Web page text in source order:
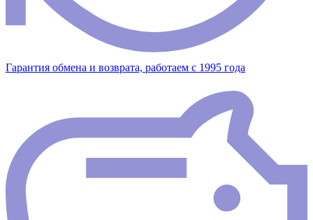
Гарантия обмена и возврата, работаем с 1995 года